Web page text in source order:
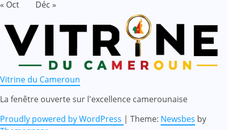
« Oct
Déc »
Vitrine du Cameroun
La fenêtre ouverte sur l'excellence camerounaise
Proudly powered by WordPress | Theme: Newsbes by